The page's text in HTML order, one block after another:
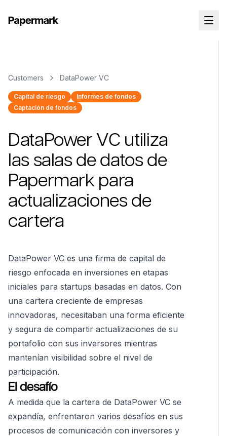
Customers DataPower VC
Capital de riesgo
Informes de fondos
Captación de fondos
DataPower VC utiliza
las salas de datos de
Papermark para
actualizaciones de
cartera
DataPower VC es una firma de capital de
riesgo enfocada en inversiones en etapas
iniciales para startups basadas en datos. Con
una cartera creciente de empresas
innovadoras, necesitaban una forma eficiente
y segura de compartir actualizaciones de su
portafolio con sus inversores mientras
mantenían visibilidad sobre el nivel de
participación.
El desafío
A medida que la cartera de DataPower VC se
expandía, enfrentaron varios desafíos en sus
procesos de comunicación con inversores y